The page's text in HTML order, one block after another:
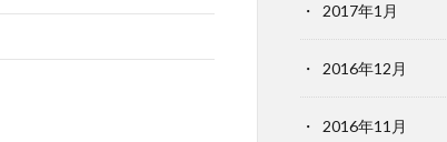
2017年1月
2016年12月
2016年11月